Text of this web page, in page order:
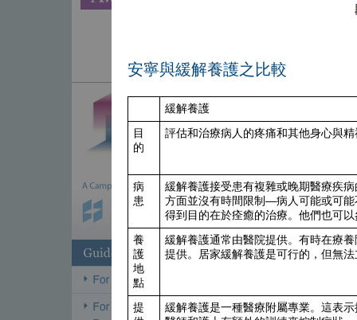
安寧與緩解養護之比較
緩解養護
目
的
評估和治療病人的疼痛和其他身心與
病
患
緩解養護接受患有複雜或晚期醫療疾
方面並沒有時間限制—病人可能或可
得到目的在於痊癒的治療。他們也可
養
護
地
點
緩解養護通常由醫院提供。有時在療
提供。居家緩解養護是可行的，但無
提
緩解養護是一種醫療附屬專業。這表